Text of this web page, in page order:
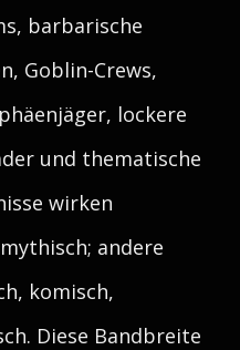
barbarische
Goblin-Crews,
lockere
und thematische
wirken
andere
komisch,
Diese Bandbreite